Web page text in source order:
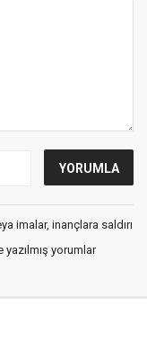
imalar, inançlara saldırı
yorumlar